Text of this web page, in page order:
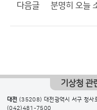
다음글
기상청 관
대전 (35208) 대전광역시 서구 청
(042)481-7500